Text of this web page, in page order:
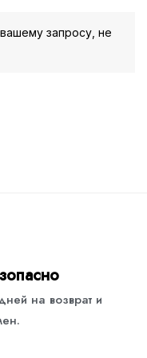
запросу, не
на возврат и